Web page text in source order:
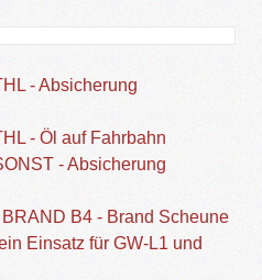
- Absicherung
- Öl auf Fahrbahn
- Absicherung
B4 - Brand Scheune
Einsatz für GW-L1 und